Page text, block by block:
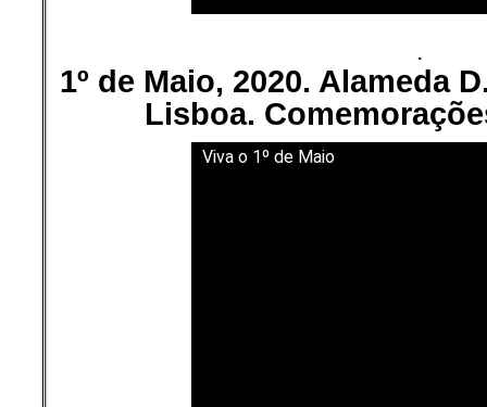
.
1º de Maio, 2020. Alameda
Lisboa.
Viva o 1º de Maio